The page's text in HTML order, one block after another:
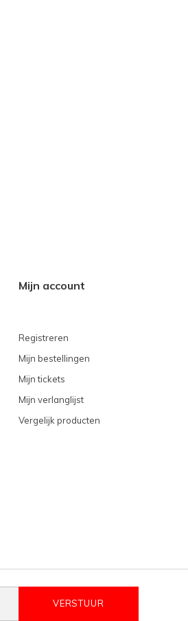
Mijn account
Registreren
Mijn bestellingen
Mijn tickets
Mijn verlanglijst
Vergelijk producten
VERSTUUR